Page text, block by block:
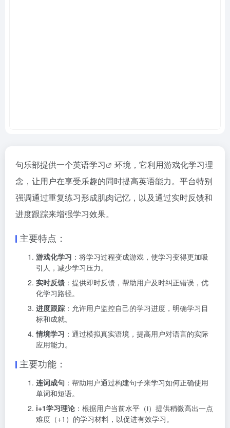
句乐部提供一个英语学习
环境，它利用游戏化学习理
念，让用户在享受乐趣的同时提高英语能力。平台特别
强调通过重复练习形成肌肉记忆，以及通过实时反馈和
进度跟踪来增强学习效果。
主要特点：
游戏化学习 ：将学习过程变成游戏，使学习变得更加吸
引人，减少学习压力。
实时反馈 ：提供即时反馈，帮助用户及时纠正错误，优
化学习路径。
进度跟踪 ：允许用户监控自己的学习进度，明确学习目
标和成就。
情境学习 ：通过模拟真实语境，提高用户对语言的实际
应用能力。
主要功能：
连词成句 ：帮助用户通过构建句子来学习如何正确使用
单词和短语。
i+1学习理论 ：根据用户当前水平（i）提供稍微高出一点
难度（+1）的学习材料，以促进有效学习。